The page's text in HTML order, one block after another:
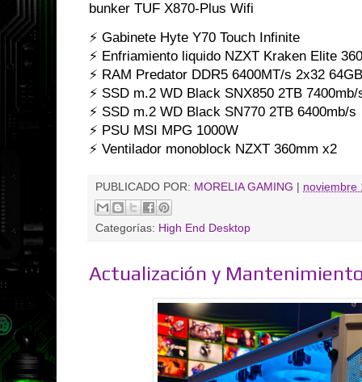
bunker TUF X870-Plus Wifi
⚡ Gabinete Hyte Y70 Touch Infinite
⚡ Enfriamiento liquido NZXT Kraken Elite
⚡ RAM Predator DDR5 6400MT/s 2x32 64GB
⚡ SSD m.2 WD Black SNX850 2TB 7400mb/
⚡ SSD m.2 WD Black SN770 2TB 6400mb/s
⚡ PSU MSI MPG 1000W
⚡ Ventilador monoblock NZXT 360mm x2
PUBLICADO POR: MORELIA GAMING noviembre
Categorías: High End Desktop
Actualización y